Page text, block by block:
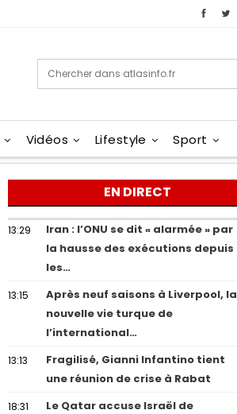
Vidéos Lifestyle Sport
EN DIRECT
13:29
Iran : l’ONU se dit « alarmée » par
la hausse des exécutions depuis
les…
13:15
Après neuf saisons à Liverpool, la
nouvelle vie turque de
l’international…
13:13
Fragilisé, Gianni Infantino tient
une réunion de crise à Rabat
18:31
Le Qatar accuse Israël de